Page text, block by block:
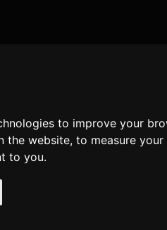
to improve your
the website,to measure
to you.